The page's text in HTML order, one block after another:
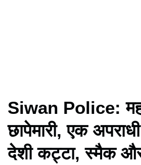
Siwan Police:
छापेमारी, एक
देशी कट्टा, स्मैक